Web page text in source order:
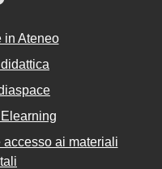
in Ateneo
ai materiali